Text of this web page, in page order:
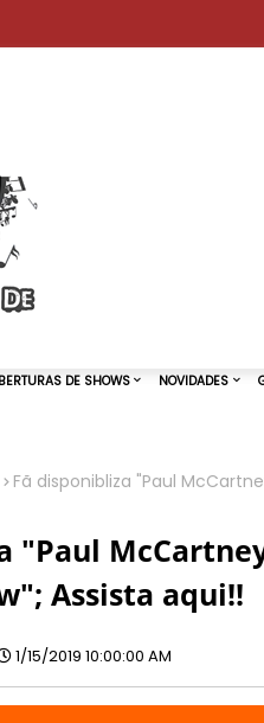
Fã disponibliza "Paul
"Paul
Assista aqui!!
1/15/2019 10:00:00 AM